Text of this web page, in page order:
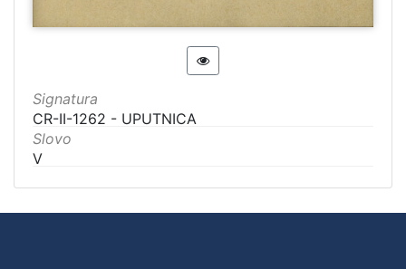
Signatura
CR-II-1262 - UPUTNICA
Slovo
V